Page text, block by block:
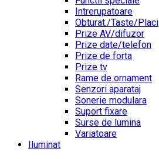
Intrerupatoare
Obturat./Taste/Placi
Prize AV/difuzor
Prize date/telefon
Prize de forta
Prize tv
Rame de ornament
Senzori aparataj
Sonerie modulara
Suport fixare
Surse de lumina
Variatoare
Iluminat